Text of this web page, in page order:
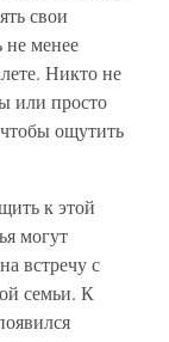
свои
не менее
Никто не
или просто
ощутить
к этой
могут
встречу с
семьи. К